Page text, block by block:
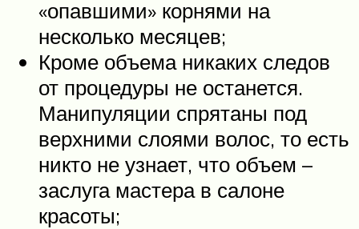
«опавшими» корнями на
несколько месяцев;
Кроме объема никаких следов
от процедуры не останется.
Манипуляции спрятаны под
верхними слоями волос, то есть
никто не узнает, что объем –
заслуга мастера в салоне
красоты;